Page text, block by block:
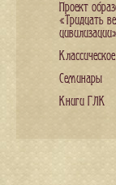
Проект
«Тридцать
цивилизации»
Семинары
Книги ГЛК